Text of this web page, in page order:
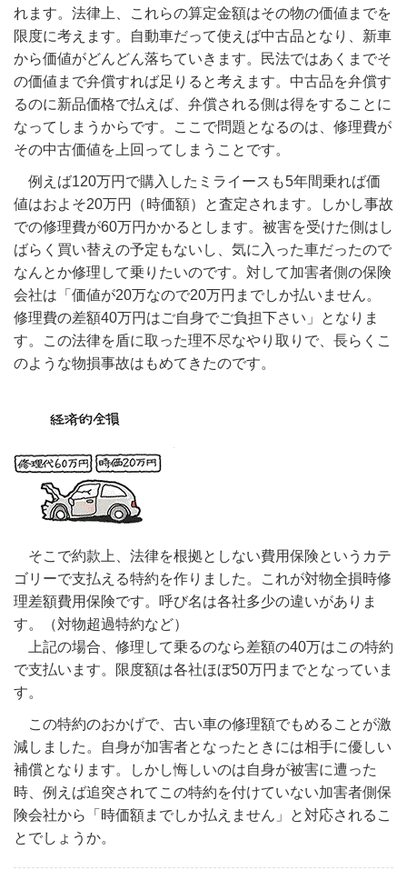
れます。法律上、これらの算定金額はその物の価値までを
限度に考えます。自動車だって使えば中古品となり、新車
から価値がどんどん落ちていきます。民法ではあくまでそ
の価値まで弁償すれば足りると考えます。中古品を弁償す
るのに新品価格で払えば、弁償される側は得をすることに
なってしまうからです。ここで問題となるのは、修理費が
その中古価値を上回ってしまうことです。
例えば120万円で購入したミライースも5年間乗れば価
値はおよそ20万円（時価額）と査定されます。しかし事故
での修理費が60万円かかるとします。被害を受けた側はし
ばらく買い替えの予定もないし、気に入った車だったので
なんとか修理して乗りたいのです。対して加害者側の保険
会社は「価値が20万なので20万円までしか払いません。
修理費の差額40万円はご自身でご負担下さい」となりま
す。この法律を盾に取った理不尽なやり取りで、長らくこ
のような物損事故はもめてきたのです。
そこで約款上、法律を根拠としない費用保険というカテ
ゴリーで支払える特約を作りました。これが対物全損時修
理差額費用保険です。呼び名は各社多少の違いがありま
す。（対物超過特約など）
上記の場合、修理して乗るのなら差額の40万はこの特約
で支払います。限度額は各社ほぼ50万円までとなっていま
す。
この特約のおかげで、古い車の修理額でもめることが激
減しました。自身が加害者となったときには相手に優しい
補償となります。しかし悔しいのは自身が被害に遭った
時、例えば追突されてこの特約を付けていない加害者側保
険会社から「時価額までしか払えません」と対応されるこ
とでしょうか。